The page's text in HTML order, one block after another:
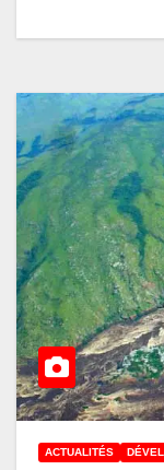
ACTUALITÉS